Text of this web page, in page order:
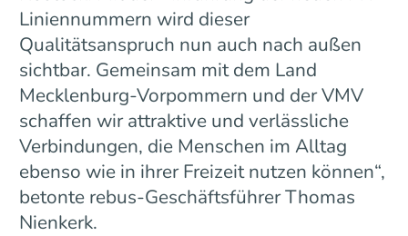
Liniennummern wird dieser
Qualitätsanspruch nun auch nach außen
sichtbar. Gemeinsam mit dem Land
Mecklenburg-Vorpommern und der VMV
schaffen wir attraktive und verlässliche
Verbindungen, die Menschen im Alltag
ebenso wie in ihrer Freizeit nutzen können“,
betonte rebus-Geschäftsführer Thomas
Nienkerk.